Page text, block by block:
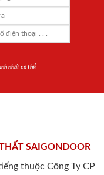
nhất có thể
SAIGONDOOR
thuộc Công Ty CP